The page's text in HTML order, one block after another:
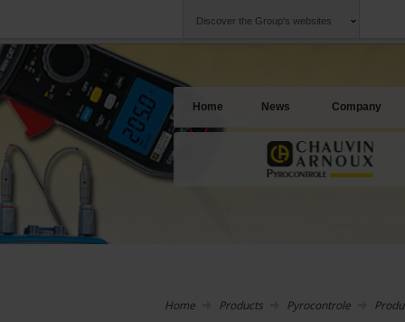
Discover the Group's websites
Home News Company
Home Products Pyrocontrole